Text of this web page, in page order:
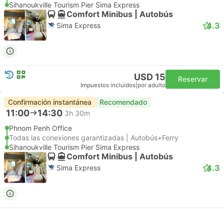
Sihanoukville Tourism Pier Sima Express
Comfort Minibus | Autobús
Sima Express 4.3
USD 15
Impuestos incluidos por adulto
Reservar
Confirmación instantánea Recomendado
11:00 14:30 3h 30m
Phnom Penh Office
Todas las conexiones garantizadas | Autobús+Ferry
Sihanoukville Tourism Pier Sima Express
Comfort Minibus | Autobús
Sima Express 4.3